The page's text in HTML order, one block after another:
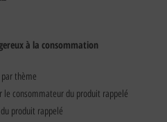
à la consommation
thème
le consommateur du produit rappelé
produit rappelé